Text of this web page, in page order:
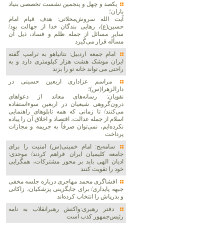
یکصد و چهل و پنجمین نشست تخصصی بنیاد
باران؛
آیت الله سروش‌محلاتی: هدف قیام امام
حسین(ع)، رهایی بندگان خدا از جهالت بود/
سایر مسائل از جمله ظلم و فساد، ذیل آن
مسأله قرار می‌گیرد
امام جمعه اردبیل: نتانیاهو به ترامپ گفته
ایران موشک هشت هزار کیلومتری دارد و به
راحتی می تواند خانه تو را بزند
مراسم عزاداری اربعین حسینی در
دارالزهرا(س)؛
نقویان: رسانه‌های معاند از دعواهای
درون‌گروهی شیعیان در اربعین سوءاستفاده
می‌کنند/ تا زمانی که همه تابلوهای راهنمایی
اسلام از جمله عدالت، اقتصاد و اخلاق آن را پیاده
نکرده‌ایم، نمی‌توان صرفاً به جریمه و مجازات
پرداخت
سامه‌یح: امام خمینی(س) امنیت را برای
جامعه کلیمیان ایران فراهم کردند/ موحدی:
ادیان الهی باید بر محور مشترکات، همگرایی
خود را تقویت کنند
افشاگری محمد مهاجری درباره جلسه مخفی
جبهه پایداری/ برای جایگزینی پزشکیان، زاکانی
و بذرپاش را انتخاب کرده‌اند
دفتر رهبری:واکنش رهبرانقلاب به نامه
رئیس‌جمهور کذب است